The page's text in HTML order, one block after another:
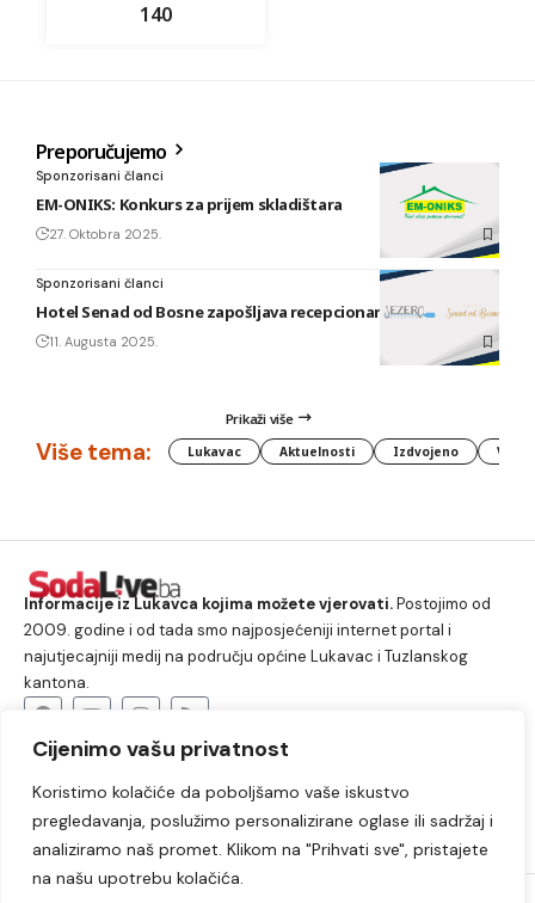
Cijenimo vašu privatnost
Koristimo kolačiće da poboljšamo vaše iskustvo
pregledavanja, poslužimo personalizirane oglase ili sadržaj i
analiziramo naš promet. Klikom na "Prihvati sve", pristajete
na našu upotrebu kolačića.
140
Preporučujemo
Sponzorisani članci
EM-ONIKS: Konkurs za prijem skladištara
27. Oktobra 2025.
Sponzorisani članci
Hotel Senad od Bosne zapošljava recepcionara/ku
11. Augusta 2025.
Prikaži više
Više tema: Lukavac Aktuelnosti Izdvojeno
Informacije iz Lukavca kojima možete vjerovati.Postojimo od
2009. godine i od tada smo najposjećeniji internet portal i
najutjecajniji medij na području općine Lukavac i Tuzlanskog
kantona.
Lukavac Društvo Crna hronika
Sport
Kultura
Kolumne Slobodno vrijeme